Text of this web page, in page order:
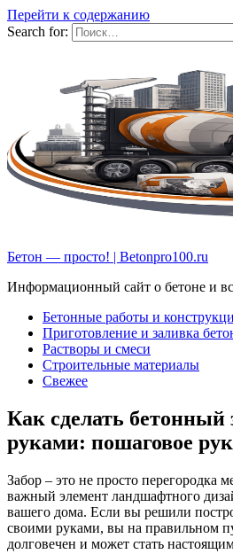
Перейти к содержанию
Search for:
Бетон — просто! | Betonpro100.ru
Информационный сайт о бетоне и
Бетонные работы и
Приготовление и заливка
Растворы и смеси
Строительные материалы
Свежее
Как сделать бетонный
руками: пошаговое
Забор – это не просто перегородка
важный элемент ландшафтного
вашего дома. Если вы решили
своими руками, вы на правильном
долговечен и может стать